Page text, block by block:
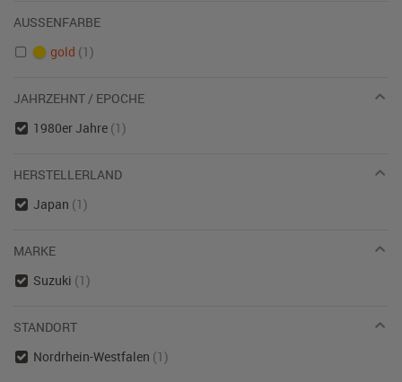
AUSSENFARBE
gold (1)
JAHRZEHNT / EPOCHE
1980er Jahre (1)
HERSTELLERLAND
Japan (1)
MARKE
Suzuki (1)
STANDORT
Nordrhein-Westfalen (1)